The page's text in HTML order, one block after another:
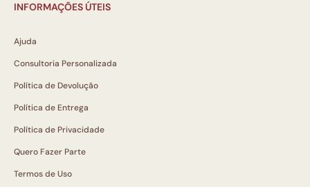
INFORMAÇÕES ÚTEIS
Ajuda
Consultoria Personalizada
Política de Devolução
Política de Entrega
Política de Privacidade
Quero Fazer Parte
Termos de Uso